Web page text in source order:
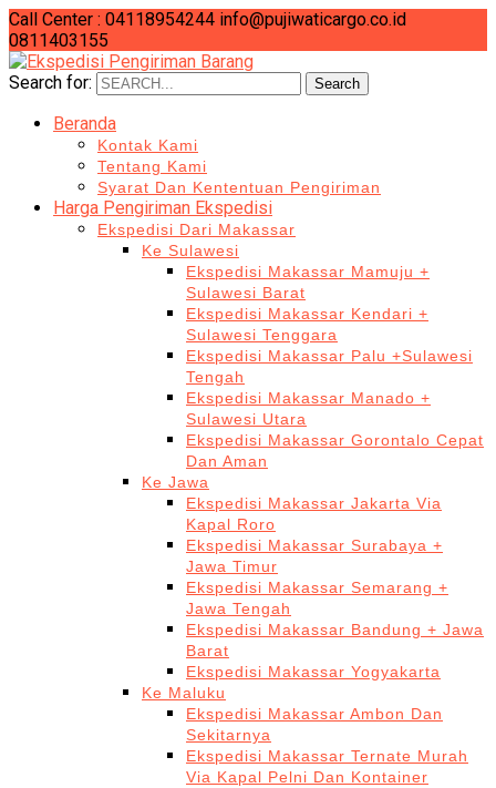
Call Center : 04118954244 info@pujiwaticargo.co.id
0811403155
Search for:
Search
Beranda
Kontak Kami
Tentang Kami
Syarat Dan Kententuan Pengiriman
Harga Pengiriman Ekspedisi
Ekspedisi Dari Makassar
Ke Sulawesi
Ekspedisi Makassar Mamuju +
Sulawesi Barat
Ekspedisi Makassar Kendari +
Sulawesi Tenggara
Ekspedisi Makassar Palu +Sulawesi
Tengah
Ekspedisi Makassar Manado +
Sulawesi Utara
Ekspedisi Makassar Gorontalo Cepat
Dan Aman
Ke Jawa
Ekspedisi Makassar Jakarta Via
Kapal Roro
Ekspedisi Makassar Surabaya +
Jawa Timur
Ekspedisi Makassar Semarang +
Jawa Tengah
Ekspedisi Makassar Bandung + Jawa
Barat
Ekspedisi Makassar Yogyakarta
Ke Maluku
Ekspedisi Makassar Ambon Dan
Sekitarnya
Ekspedisi Makassar Ternate Murah
Via Kapal Pelni Dan Kontainer